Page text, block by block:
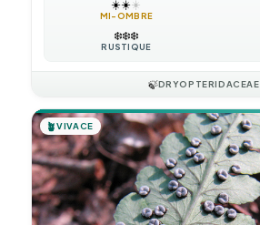
☀️☀️☀️
MI-OMBRE
❄️❄️❄️
RUSTIQUE
🍃DRYOPTERIDACEAE
🪴VIVACE